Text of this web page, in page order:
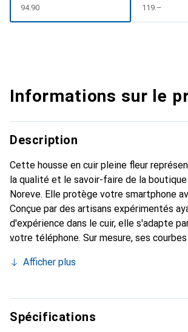
CHF
94.90
vintage -
CHF
119.–
Informations sur le
Description
Cette housse en cuir pleine fleur
la qualité et le savoir-faire de la
Noreve. Elle protège votre smartphone
Conçue par des artisans expérimentés
d'expérience dans le cuir, elle s'adapte
votre téléphone. Sur mesure, ses
l'accessoire chic et indispensable pour
qualité, la marque Noreve est un choix
clientèle exigeante.
Afficher plus
Spécifications